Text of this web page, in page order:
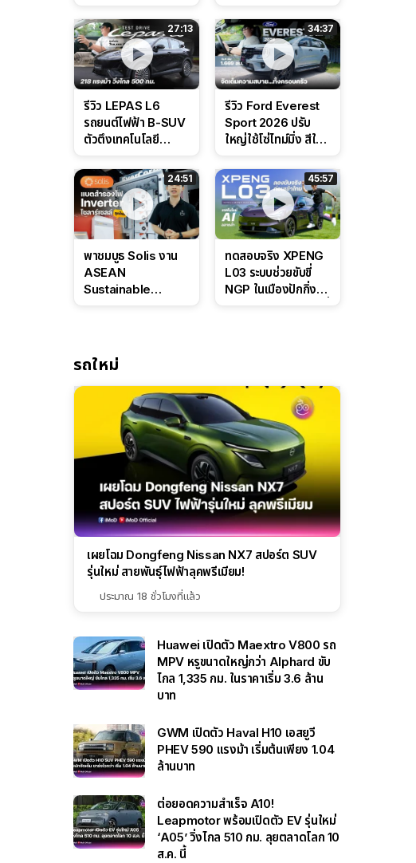
Performance แบบ
จัดเต็มในสนาม
CDC นุ่มหนึบเหนือ
ระดับ
27:13
รีวิว LEPAS L6
รถยนต์ไฟฟ้า B-SUV
ตัวตึงเทคโนโลยี
ล่างหนึบ ลุ้นราคา 7
แสนต้น
34:37
รีวิว Ford Everest
Sport 2026 ปรับ
ใหญ่ใช้โซ่ไทม์มิ่ง สีใหม่
ดุดันสไตล์ครอบครัว
สายลุย
24:51
พาชมบูธ Solis งาน
ASEAN
Sustainable
IntelliHouse และ
EverCORE โซลูชัน
ESS ครบวงจร
45:57
ทดสอบจริง XPENG
L03 ระบบช่วยขับขี่
NGP ในเมืองปักกิ่ง
รถใหม่
เผยโฉม Dongfeng Nissan NX7 สปอร์ต SUV
รุ่นใหม่ สายพันธุ์ไฟฟ้าลุคพรีเมียม!
ประมาณ 18 ชั่วโมงที่แล้ว
Huawei เปิดตัว Maextro V800 รถ
MPV หรูขนาดใหญ่กว่า Alphard ขับ
ไกล 1,335 กม. ในราคาเริ่ม 3.6 ล้าน
บาท
GWM เปิดตัว Haval H10 เอสยูวี
PHEV 590 แรงม้า เริ่มต้นเพียง 1.04
ล้านบาท
ต่อยอดความสำเร็จ A10!
Leapmotor พร้อมเปิดตัว EV รุ่นใหม่
‘A05’ วิ่งไกล 510 กม. ลุยตลาดโลก 10
ส.ค. นี้